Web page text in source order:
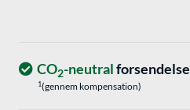
CO2-neutralforsendelse
1(gennem kompensation)